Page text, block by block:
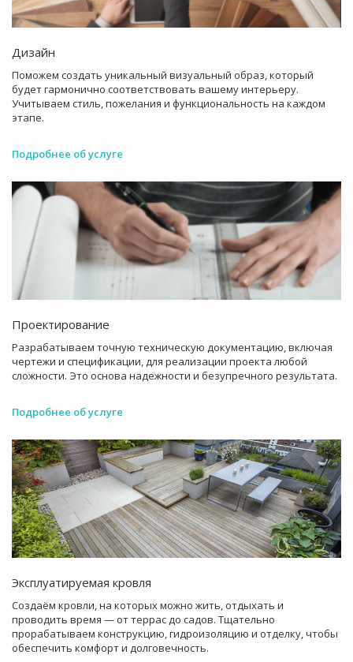
Дизайн
Поможем создать уникальный визуальный образ, который
будет гармонично соответствовать вашему интерьеру.
Учитываем стиль, пожелания и функциональность на каждом
этапе.
Подробнее об услуге
Проектирование
Разрабатываем точную техническую документацию, включая
чертежи и спецификации, для реализации проекта любой
сложности. Это основа надежности и безупречного результата.
Подробнее об услуге
Эксплуатируемая кровля
Создаём кровли, на которых можно жить, отдыхать и
проводить время — от террас до садов. Тщательно
прорабатываем конструкцию, гидроизоляцию и отделку, чтобы
обеспечить комфорт и долговечность.